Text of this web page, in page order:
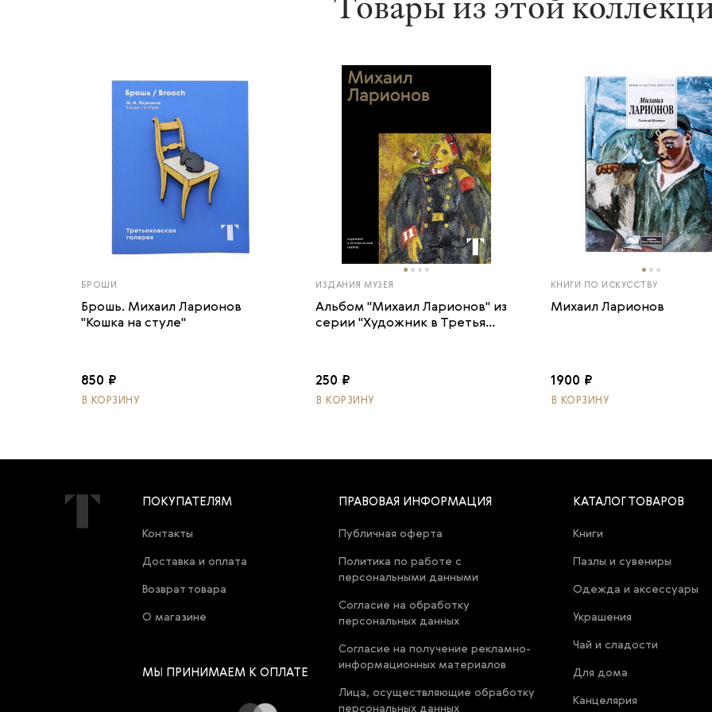
БРОШИ
Брошь. Михаил Ларионов
"Кошка на стуле"
850 ₽
В КОРЗИНУ
ИЗДАНИЯ МУЗЕЯ
Альбом "Михаил Ларионов" из
серии "Художник в Третья...
250 ₽
В КОРЗИНУ
КНИГИ ПО ИСКУССТВУ
Михаил Ларионов
1900 ₽
В КОРЗИНУ
ПОКУПАТЕЛЯМ
Контакты
Доставка и оплата
Возврат товара
О магазине
МЫ ПРИНИМАЕМ К ОПЛАТЕ
ПРАВОВАЯ ИНФОРМАЦИЯ
Публичная оферта
Политика по работе с
персональными данными
Согласие на обработку
персональных данных
Согласие на получение рекламно-
информационных материалов
Лица, осуществляющие обработку
персональных данных
КАТАЛОГ ТОВАРОВ
Книги
Пазлы и сувениры
Одежда и аксессуары
Украшения
Чай и сладости
Для дома
Канцелярия